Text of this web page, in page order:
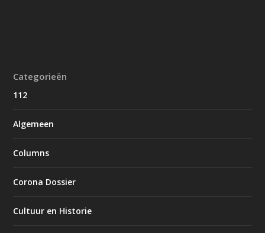
Categorieën
112
Algemeen
Columns
Corona Dossier
Cultuur en Historie